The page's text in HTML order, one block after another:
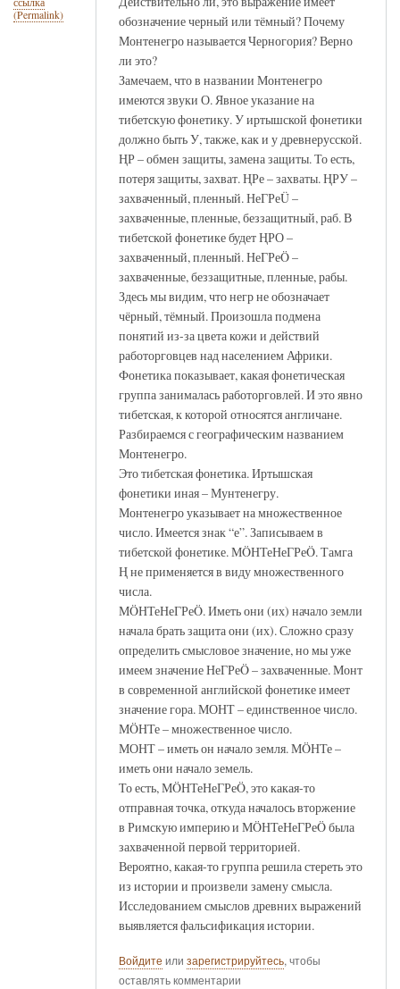
(Permalink)
обозначение черный или тёмный? Почему
Монтенегро называется Черногория? Верно
ли это?
Замечаем, что в названии Монтенегро
имеются звуки О. Явное указание на
тибетскую фонетику. У иртышской фонетики
должно быть У, также, как и у древнерусской.
ҢР – обмен защиты, замена защиты. То есть,
потеря защиты, захват. ҢРе – захваты. ҢРУ –
захваченный, пленный. НеГРеÜ –
захваченные, пленные, беззащитный, раб. В
тибетской фонетике будет ҢРО –
захваченный, пленный. НеГРеÖ –
захваченные, беззащитные, пленные, рабы.
Здесь мы видим, что негр не обозначает
чёрный, тёмный. Произошла подмена
понятий из-за цвета кожи и действий
работорговцев над населением Африки.
Фонетика показывает, какая фонетическая
группа занималась работорговлей. И это явно
тибетская, к которой относятся англичане.
Разбираемся с географическим названием
Монтенегро.
Это тибетская фонетика. Иртышская
фонетики иная – Мунтенегру.
Монтенегро указывает на множественное
число. Имеется знак “е”. Записываем в
тибетской фонетике. МÖНТеНеГРеÖ. Тамга
Ң не применяется в виду множественного
числа.
МÖНТеНеГРеÖ. Иметь они (их) начало земли
начала брать защита они (их). Сложно сразу
определить смысловое значение, но мы уже
имеем значение НеГРеÖ – захваченные. Монт
в современной английской фонетике имеет
значение гора. МОНТ – единственное число.
МÖНТе – множественное число.
МОНТ – иметь он начало земля. МÖНТе –
иметь они начало земель.
То есть, МÖНТеНеГРеÖ, это какая-то
отправная точка, откуда началось вторжение
в Римскую империю и МÖНТеНеГРеÖ была
захваченной первой территорией.
Вероятно, какая-то группа решила стереть это
из истории и произвели замену смысла.
Исследованием смыслов древних выражений
выявляется фальсификация истории.
Войдите или зарегистрируйтесь, чтобы
оставлять комментарии